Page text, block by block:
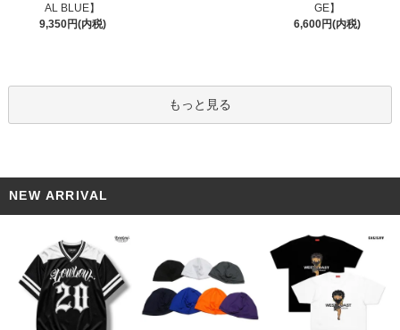
AL BLUE】
9,350円(内税)
GE】
6,600円(内税)
もっと見る
NEW ARRIVAL